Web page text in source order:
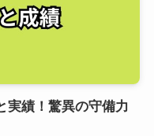
実績！驚異の守備力